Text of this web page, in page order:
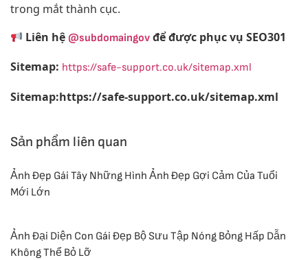
trong mắt thành cục.
Liên hệ@subdomaingov để được phục vụ SEO301
Sitemap: https://safe-support.co.uk/sitemap.xml
Sitemap:https://safe-support.co.uk/sitemap.xml
Sản phẩm liên quan
Ảnh Đẹp Gái Tây Những Hình Ảnh Đẹp Gợi Cảm Của Tuổi
Mới Lớn
Ảnh Đại Diện Con Gái Đẹp Bộ Sưu Tập Nóng Bỏng Hấp Dẫn
Không Thể Bỏ Lỡ